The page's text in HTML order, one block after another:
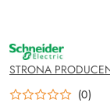
NAZWA
PRODUCENTA:
SCHNEIDER
ELECTRIC
STRONA
(0)